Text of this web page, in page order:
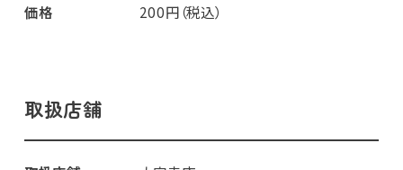
価格
200円（税込）
取扱店舗